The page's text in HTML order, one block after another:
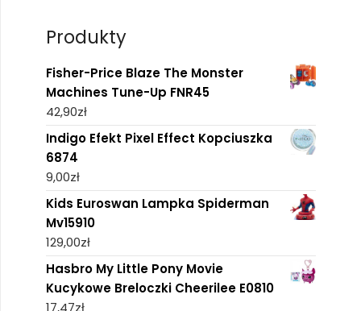
Produkty
Fisher-Price Blaze The Monster
Machines Tune-Up FNR45
42,90zł
Indigo Efekt Pixel Effect Kopciuszka
6874
9,00zł
Kids Euroswan Lampka Spiderman
Mv15910
129,00zł
Hasbro My Little Pony Movie
Kucykowe Breloczki Cheerilee E0810
17,47zł